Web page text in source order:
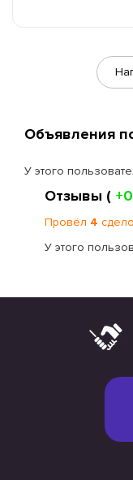
Объявления
У этого
Отзывы ( +0
Провёл 4
У этого